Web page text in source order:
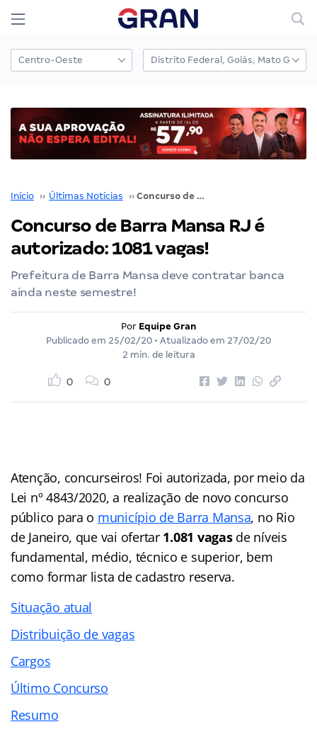
Início ›› Últimas Notícias ›› Concurso de Barra Mansa RJ é autorizado: 1081 vagas!
Concurso de Barra Mansa RJ é
autorizado: 1081 vagas!
Prefeitura de Barra Mansa deve contratar banca
ainda neste semestre!
Por Equipe Gran
Publicado em 25/02/20 • Atualizado em 27/02/20
2 min. de leitura
0 0
Atenção, concurseiros! Foi autorizada, por meio da
Lei nº 4843/2020, a realização de novo concurso
público para o município de Barra Mansa, no Rio
de Janeiro, que vai ofertar 1.081 vagasde níveis
fundamental, médio, técnico e superior, bem
como formar lista de cadastro reserva.
Situação atual
Distribuição de vagas
Cargos
Último Concurso
Resumo